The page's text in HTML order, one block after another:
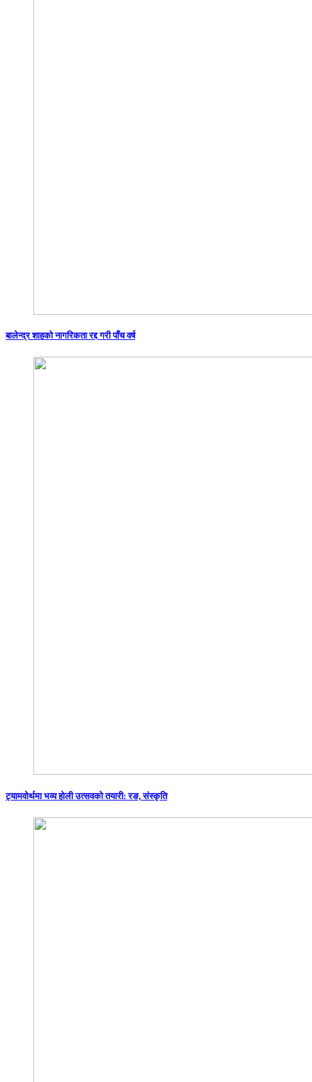
बालेन्द्र शाहको नागरिकता रद्द गरी पाँच वर्ष
ट्यामवोर्थमा भव्य होली उत्सवको तयारी: रङ, संस्कृति